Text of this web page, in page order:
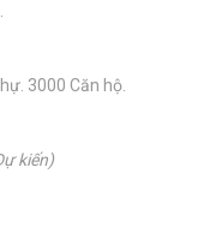
3000 Căn hộ.
kiến)